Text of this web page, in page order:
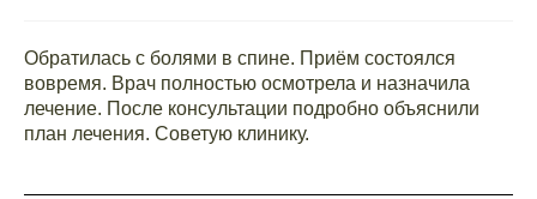
Обратилась с болями в спине. Приём состоялся
вовремя. Врач полностью осмотрела и назначила
лечение. После консультации подробно объяснили
план лечения. Советую клинику.